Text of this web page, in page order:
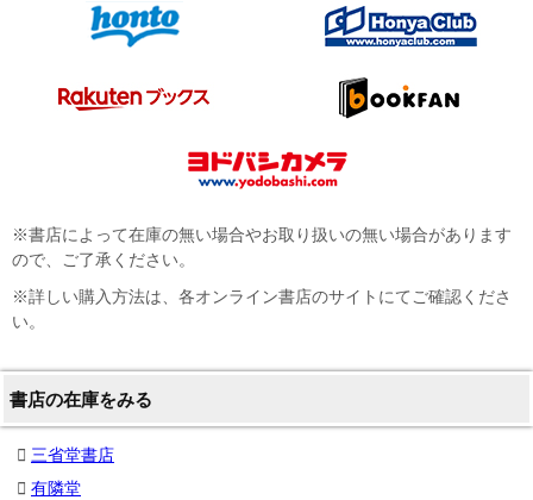
※書店によって在庫の無い場合やお取り扱いの無い場合があります
ので、ご了承ください。
※詳しい購入方法は、各オンライン書店のサイトにてご確認くださ
い。
書店の在庫をみる
三省堂書店
有隣堂